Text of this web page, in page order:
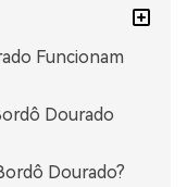
Funcionam
Dourado
Dourado?